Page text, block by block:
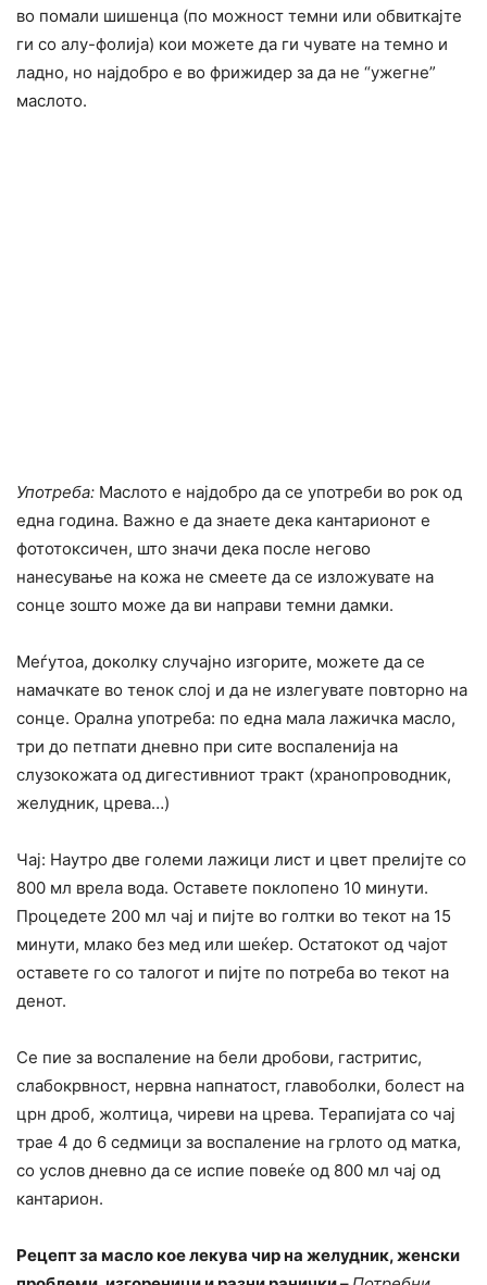
во помали шишенца (по можност темни или обвиткајте
ги со алу-фолија) кои можете да ги чувате на темно и
ладно, но најдобро е во фрижидер за да не “ужегне”
маслото.
Употреба: Маслото е најдобро да се употреби во рок од
една година. Важно е да знаете дека кантарионот е
фототоксичен, што значи дека после негово
нанесување на кожа не смеете да се изложувате на
сонце зошто може да ви направи темни дамки.
Меѓутоа, доколку случајно изгорите, можете да се
намачкате во тенок слој и да не излегувате повторно на
сонце. Орална употреба: по една мала лажичка масло,
три до петпати дневно при сите воспаленија на
слузокожата од дигестивниот тракт (хранопроводник,
желудник, црева…)
Чај: Наутро две големи лажици лист и цвет прелијте со
800 мл врела вода. Оставете поклопено 10 минути.
Процедете 200 мл чај и пијте во голтки во текот на 15
минути, млако без мед или шеќер. Остатокот од чајот
оставете го со талогот и пијте по потреба во текот на
денот.
Се пие за воспаление на бели дробови, гастритис,
слабокрвност, нервна напнатост, главоболки, болест на
црн дроб, жолтица, чиреви на црева. Терапијата со чај
трае 4 до 6 седмици за воспаление на грлото од матка,
со услов дневно да се испие повеќе од 800 мл чај од
кантарион.
Рецепт за масло кое лекува чир на желудник, женски